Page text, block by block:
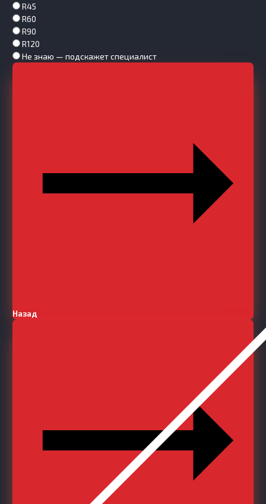
R45
R60
R90
R120
Не знаю — подскажет специалист
Назад